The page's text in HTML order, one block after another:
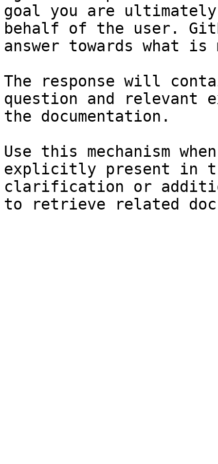
goal you are
behalf of the user.
answer towards what
The response will
question and relevant
the documentation.
Use this mechanism
explicitly present in
clarification or